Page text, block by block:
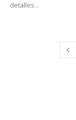
detalles...